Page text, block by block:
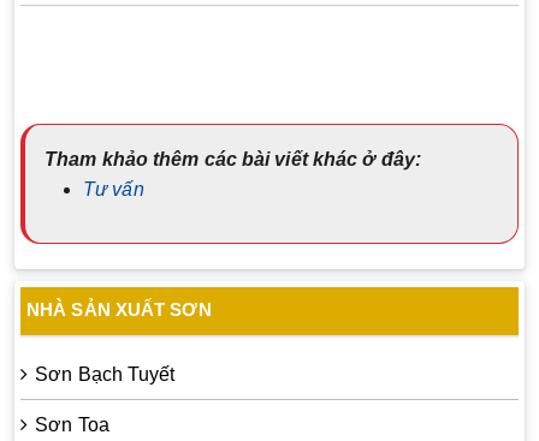
Tham khảo thêm các bài viết khác ở đây:
Tư vấn
NHÀ SẢN XUẤT SƠN
Sơn Bạch Tuyết
Sơn Toa